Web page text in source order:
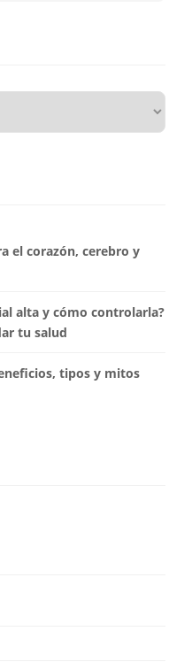
el corazón, cerebro y
alta y cómo controlarla?
tu salud
tipos y mitos